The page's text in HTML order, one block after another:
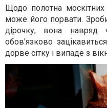
Щодо полотна
може його порвати.
дірочку, вона
обов'язково
дорве сітку і випаде з